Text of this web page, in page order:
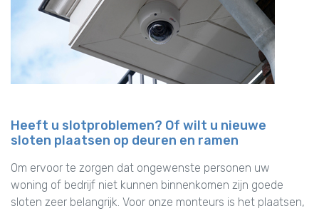
Heeft u slotproblemen? Of wilt u nieuwe
sloten plaatsen op deuren en ramen
Om ervoor te zorgen dat ongewenste personen uw
woning of bedrijf niet kunnen binnenkomen zijn goede
sloten zeer belangrijk. Voor onze monteurs is het plaatsen,